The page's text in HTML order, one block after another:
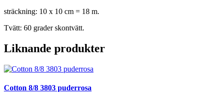
sträckning: 10 x 10 cm = 18 m.
Tvätt: 60 grader skontvätt.
Liknande produkter
Cotton 8/8 3803 puderrosa